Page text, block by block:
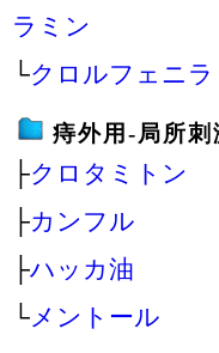
ラミン
└クロルフェニ
痔外用‐局所
├クロタミトン
├カンフル
├ハッカ油
└メントール